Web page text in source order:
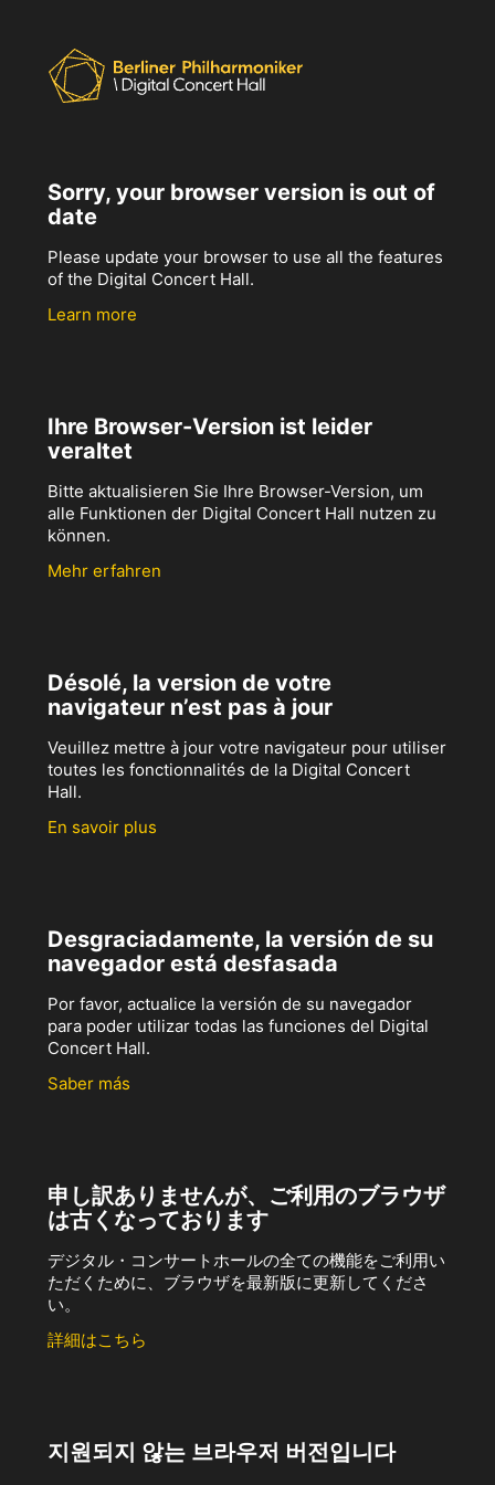
Sorry, your browser version is out of
date
Please update your browser to use all the features
of the Digital Concert Hall.
Learn more
Ihre Browser-Version ist leider
veraltet
Bitte aktualisieren Sie Ihre Browser-Version, um
alle Funktionen der Digital Concert Hall nutzen zu
können.
Mehr erfahren
Désolé, la version de votre
navigateur n’est pas à jour
Veuillez mettre à jour votre navigateur pour utiliser
toutes les fonctionnalités de la Digital Concert
Hall.
En savoir plus
Desgraciadamente, la versión de su
navegador está desfasada
Por favor, actualice la versión de su navegador
para poder utilizar todas las funciones del Digital
Concert Hall.
Saber más
申し訳ありませんが、ご利用のブラウザ
は古くなっております
デジタル・コンサートホールの全ての機能をご利用い
ただくために、ブラウザを最新版に更新してくださ
い。
詳細はこちら
지원되지 않는 브라우저 버전입니다